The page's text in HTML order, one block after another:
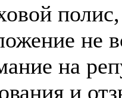
не
на
и